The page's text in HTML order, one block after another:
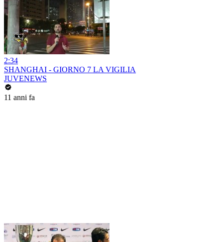
2:34
SHANGHAI - GIORNO 7 LA VIGILIA
JUVENEWS
11 anni fa